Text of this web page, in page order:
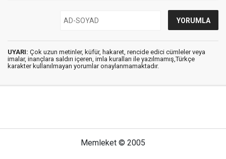
UYARI: Çok uzun metinler, küfür, hakaret, rencide edici cümleler veya
imalar, inançlara saldırı içeren, imla kuralları ile yazılmamış,Türkçe
karakter kullanılmayan yorumlar onaylanmamaktadır.
Memleket © 2005